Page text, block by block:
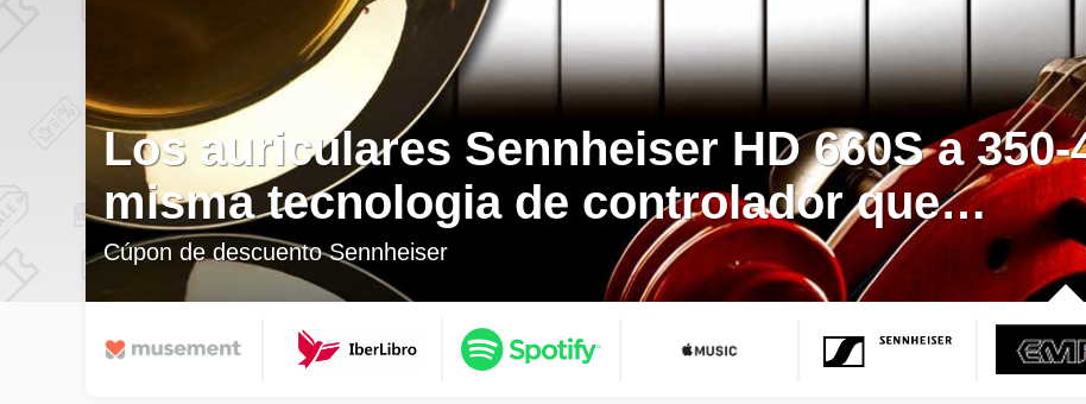
EMP suscriptores del boletin obtienen 10%
pedido en moda alternativa, mercancia de…
Cúpon de descuento EMP